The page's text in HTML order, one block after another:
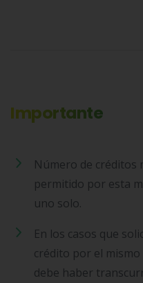
Importante
Número de créditos
permitido por esta
uno solo.
En los casos que
crédito por el
debe haber